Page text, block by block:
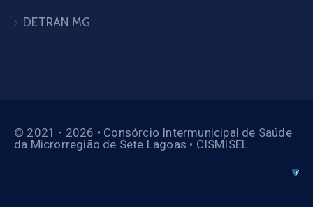
DETRAN MG
© 2021 - 2026 • Consórcio Intermunicipal de Saúde
da Microrregião de Sete Lagoas • CISMISEL